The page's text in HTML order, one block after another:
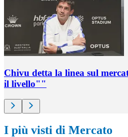
Chivu detta la linea sul
il livello""
I più visti di Mercato